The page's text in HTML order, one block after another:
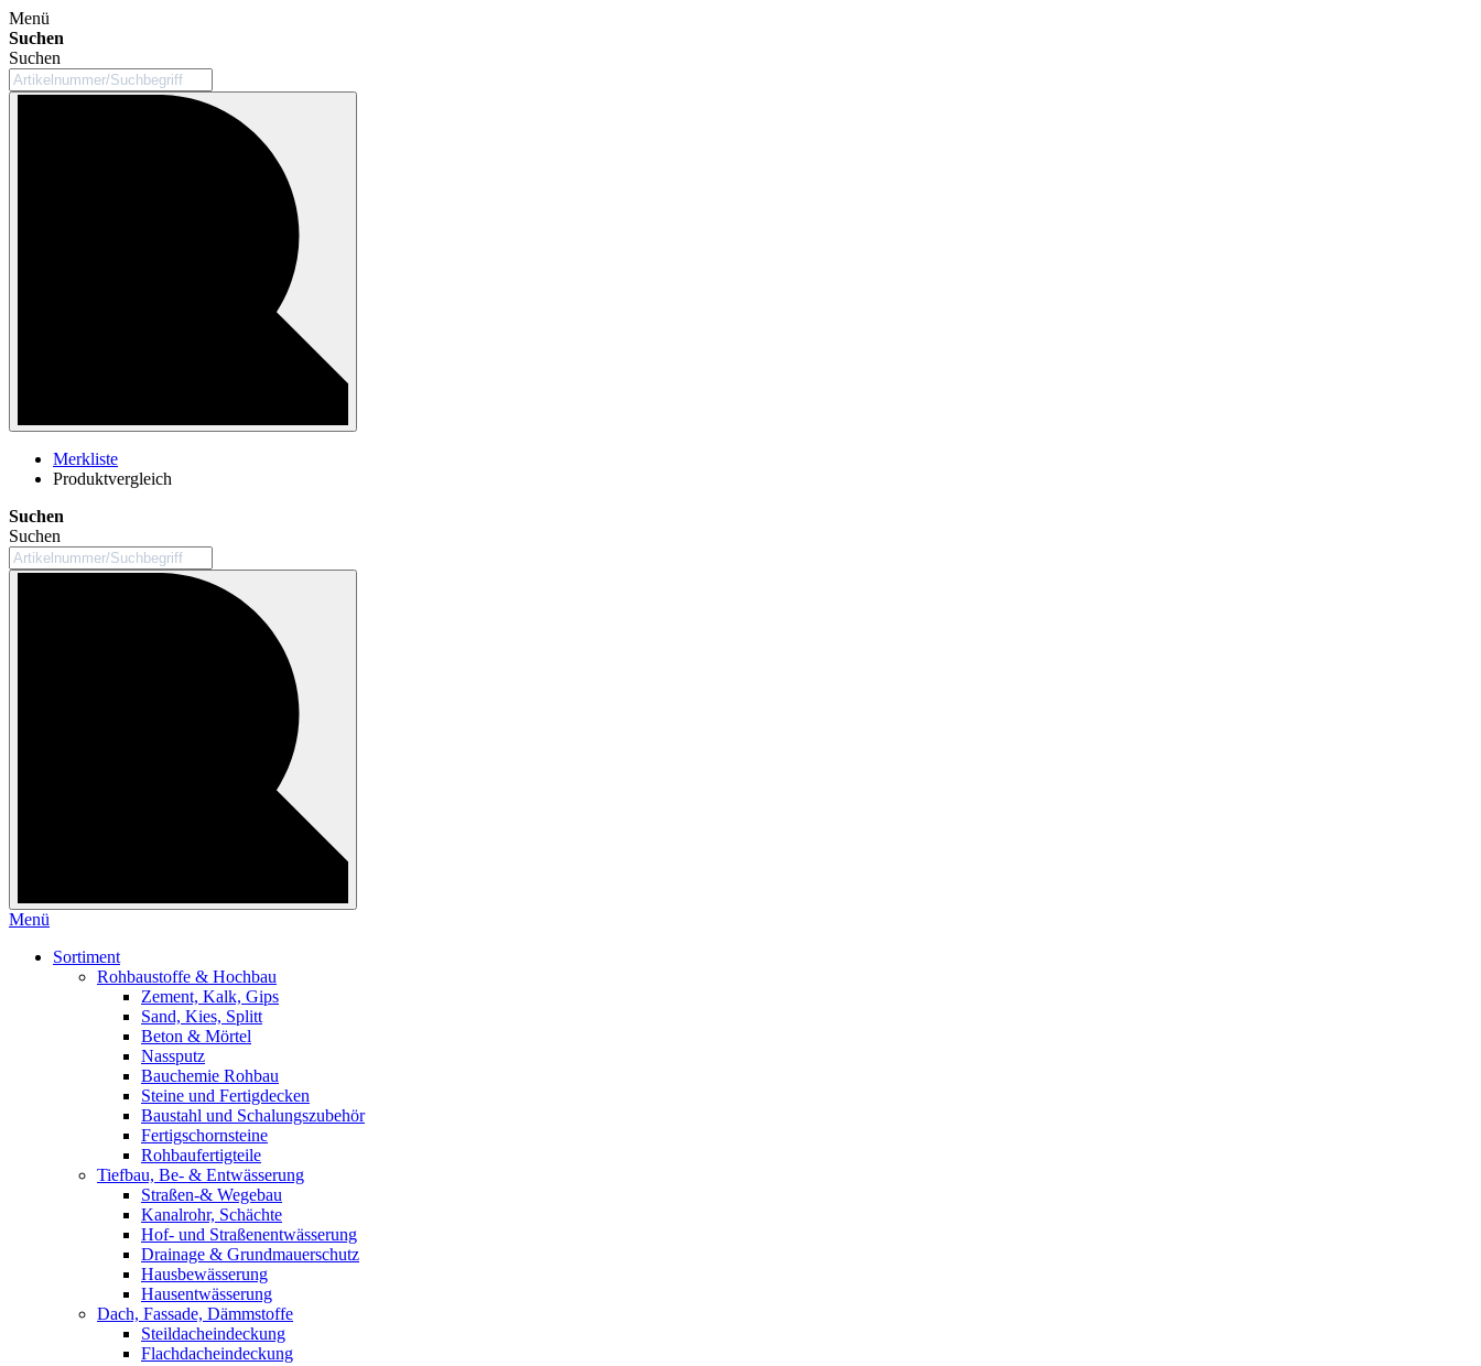
Menü
Suchen
Suchen
Merkliste
Produktvergleich
Suchen
Suchen
Menü
Sortiment
Rohbaustoffe & Hochbau
Zement, Kalk, Gips
Sand, Kies, Splitt
Beton & Mörtel
Nassputz
Bauchemie Rohbau
Steine und Fertigdecken
Baustahl und Schalungszubehör
Fertigschornsteine
Rohbaufertigteile
Tiefbau, Be- & Entwässerung
Straßen-& Wegebau
Kanalrohr, Schächte
Hof- und Straßenentwässerung
Drainage & Grundmauerschutz
Hausbewässerung
Hausentwässerung
Dach, Fassade, Dämmstoffe
Steildacheindeckung
Flachdacheindeckung